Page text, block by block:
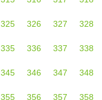
325 326 327 328
335 336 337 338
345 346 347 348
355 356 357 358